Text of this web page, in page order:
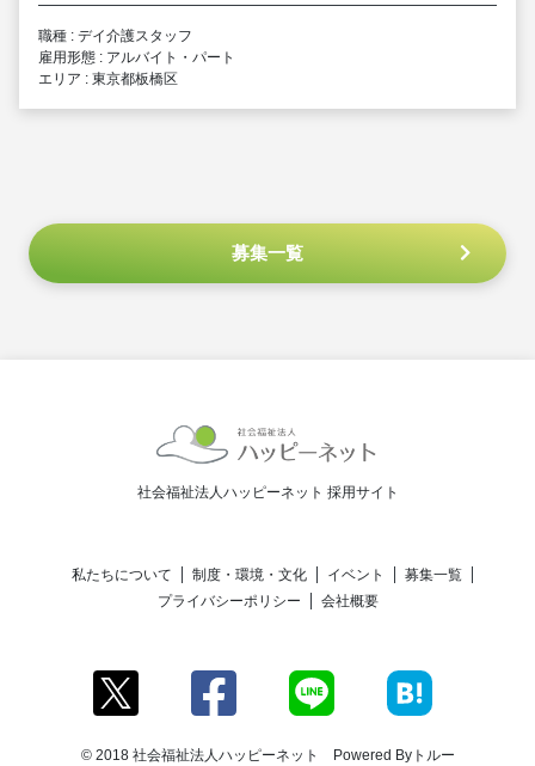
職種 : デイ介護スタッフ
雇用形態 : アルバイト・パート
エリア : 東京都板橋区
募集一覧
社会福祉法人ハッピーネット 採用サイト
私たちについて 制度・環境・文化 イベント
募集一覧
プライバシーポリシー
会社概要
© 2018 社会福祉法人ハッピーネット Powered Byトルー